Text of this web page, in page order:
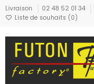
Livraison 02 48 52 01 34
Liste de souhaits (0)